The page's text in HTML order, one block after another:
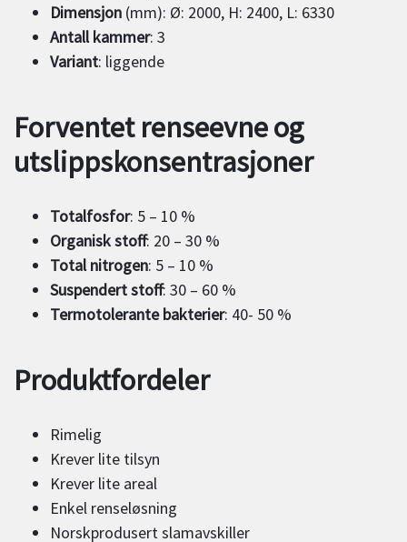
Dimensjon (mm): Ø: 2000, H: 2400, L: 6330
Antall kammer: 3
Variant: liggende
Forventet renseevne og
utslippskonsentrasjoner
Totalfosfor: 5 – 10 %
Organisk stoff: 20 – 30 %
Total nitrogen: 5 – 10 %
Suspendert stoff: 30 – 60 %
Termotolerante bakterier: 40- 50 %
Produktfordeler
Rimelig
Krever lite tilsyn
Krever lite areal
Enkel renseløsning
Norskprodusert slamavskiller